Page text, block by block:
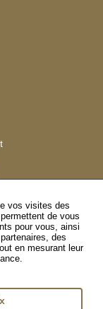
vos visites des
de vous
pour vous, ainsi
des
en mesurant leur